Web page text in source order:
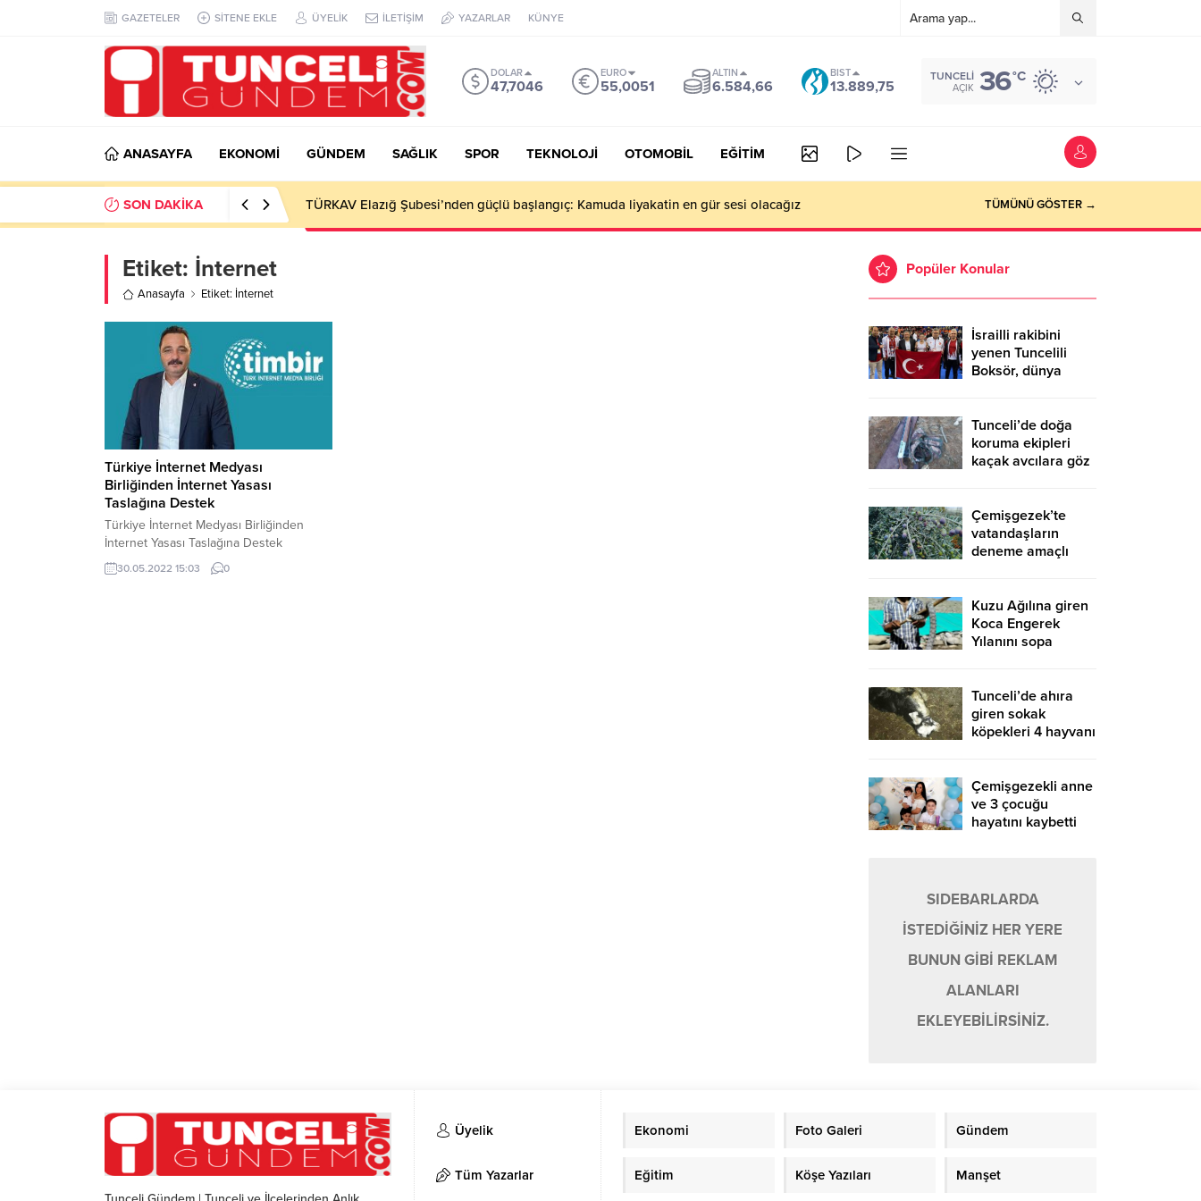
GAZETELER SİTENE EKLE ÜYELİK İLETİŞİM YAZARLAR KÜNYE
DOLAR
47,7046
EURO
55,0051
ALTIN
6.584,66
BIST
13.889,75
TUNCELI
AÇIK 36°C
ANASAYFA EKONOMİ GÜNDEM SAĞLIK SPOR TEKNOLOJİ OTOMOBİL EĞİTİM
SON DAKİKA TÜRKAV Elazığ Şubesi’nden güçlü başlangıç: Kamuda liyakatin en gür sesi olacağız TÜMÜNÜ GÖSTER →
Etiket: İnternet
Anasayfa Etiket: İnternet
Türkiye İnternet Medyası
Birliğinden İnternet Yasası
Taslağına Destek
Türkiye İnternet Medyası Birliğinden
İnternet Yasası Taslağına Destek
30.05.2022 15:03 0
Popüler Konular
İsrailli rakibini
yenen Tuncelili
Boksör, dünya
Tunceli’de doğa
koruma ekipleri
kaçak avcılara göz
Çemişgezek’te
vatandaşların
deneme amaçlı
Kuzu Ağılına giren
Koca Engerek
Yılanını sopa
Tunceli’de ahıra
giren sokak
köpekleri 4 hayvanı
Çemişgezekli anne
ve 3 çocuğu
hayatını kaybetti
SIDEBARLARDA
İSTEDİĞİNİZ HER YERE
BUNUN GİBİ REKLAM
ALANLARI
EKLEYEBİLİRSİNİZ.
Üyelik
Tüm Yazarlar
Ekonomi Foto Galeri Gündem
Eğitim Köşe Yazıları Manşet